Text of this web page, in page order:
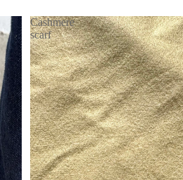
Cashmere
scarf